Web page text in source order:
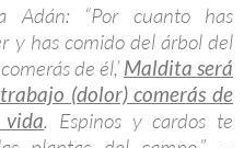
Adán: “Por cuanto has
y has comido del árbol del
de él,’Maldita será
(dolor) comerás de
. Espinos y cardos te